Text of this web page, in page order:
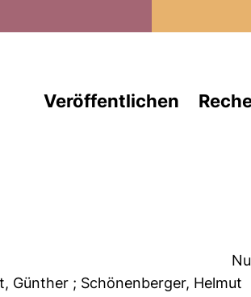
Veröffentlichen
Günther ; Schönenberger, Helmut